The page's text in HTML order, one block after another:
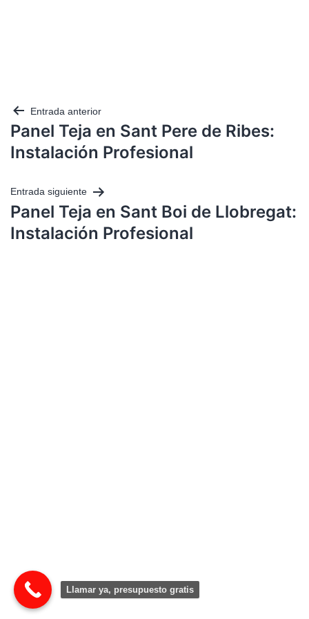
Entrada anterior
Panel Teja en Sant Pere de Ribes:
Instalación Profesional
Entrada siguiente
Panel Teja en Sant Boi de Llobregat:
Instalación Profesional
Llamar ya, presupuesto gratis